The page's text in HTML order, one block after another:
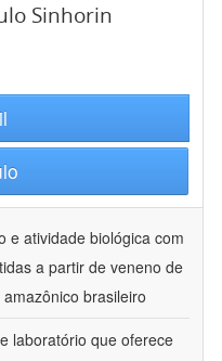
Sinhorin
e atividade biológica com
a partir de veneno de
brasileiro
laboratório que oferece